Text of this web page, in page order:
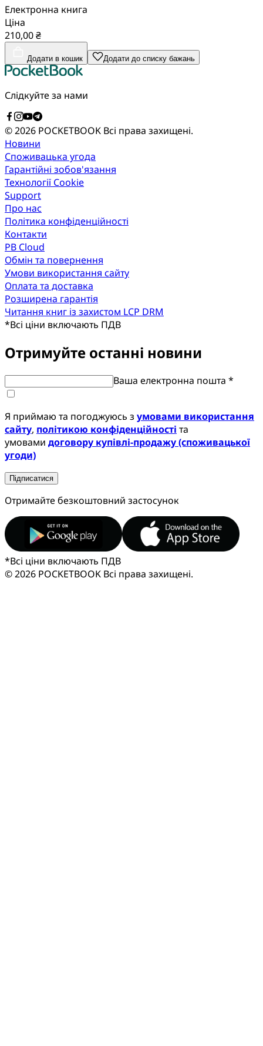
Електронна книга
Ціна
210,00 ₴
Додати в кошик Додати до списку бажань
Слідкуйте за нами
© 2026 POCKETBOOK Всі права захищені.
Новини
Споживацька угода
Гарантійні зобов'язання
Технології Cookie
Support
Про нас
Політика конфіденційності
Контакти
PB Cloud
Обмін та повернення
Умови використання сайту
Оплата та доставка
Розширена гарантія
Читання книг із захистом LCP DRM
*Всі ціни включають ПДВ
Отримуйте останні новини
Ваша електронна пошта *
Я приймаю та погоджуюсь з умовами використання
сайту, політикою конфіденційності та
умовами договору купівлі-продажу (споживацької
угоди)
Підписатися
Отримайте безкоштовний застосунок
*Всі ціни включають ПДВ
© 2026 POCKETBOOK Всі права захищені.